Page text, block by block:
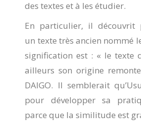
des textes et à les étudier.
En particulier, il découvrit
un texte très ancien nommé
signification est : « le texte
ailleurs son origine
DAIGO. Il semblerait
pour développer sa
parce que la similitude est